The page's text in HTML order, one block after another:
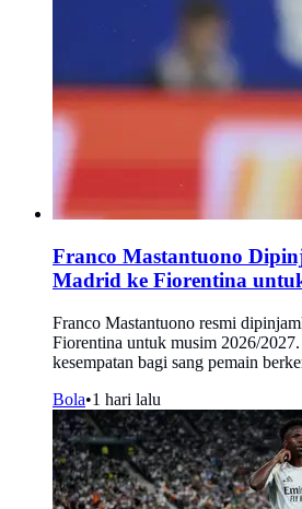
Franco Mastantuono
Madrid ke Fiorentina
Franco Mastantuono resmi
Fiorentina untuk musim 2026/
kesempatan bagi sang pemain
Bola•1 hari lalu